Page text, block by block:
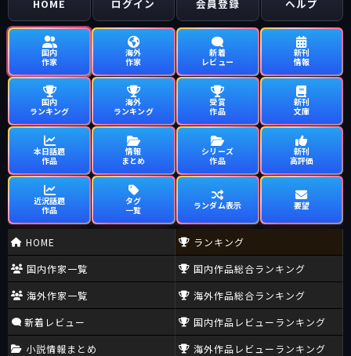
HOME ログイン 会員登録 ヘルプ
国内
作家
海外
作家
新着
レビュー
新刊
情報
国内
ランキング
海外
ランキング
受賞
作品
新刊
文庫
本日話題
作品
情報
まとめ
シリーズ
作品
新刊
高評価
近況話題
作品
タグ
一覧
ランダム表示 要望
HOME
国内作家一覧
海外作家一覧
新着レビュー
小説情報まとめ
ランキング
国内作品総合ランキング
海外作品総合ランキング
国内作品レビューランキング
海外作品レビューランキング